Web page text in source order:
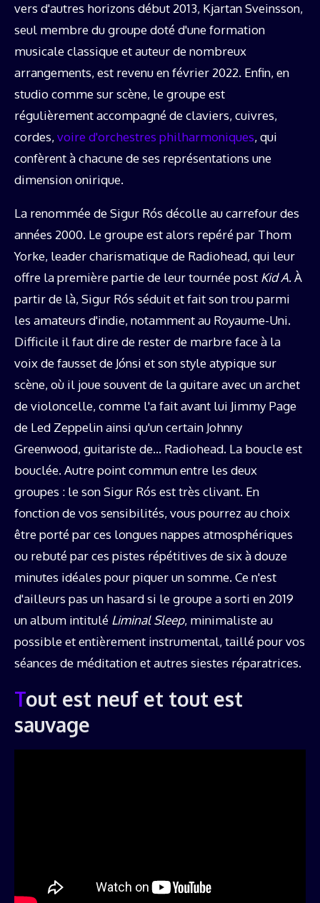
vers d'autres horizons début 2013, Kjartan Sveinsson,
seul membre du groupe doté d'une formation
musicale classique et auteur de nombreux
arrangements, est revenu en février 2022. Enfin, en
studio comme sur scène, le groupe est
régulièrement accompagné de claviers, cuivres,
cordes, voire d'orchestres philharmoniques, qui
confèrent à chacune de ses représentations une
dimension onirique.
La renommée de Sigur Rós décolle au carrefour des
années 2000. Le groupe est alors repéré par Thom
Yorke, leader charismatique de Radiohead, qui leur
offre la première partie de leur tournée post Kid A. À
partir de là, Sigur Rós séduit et fait son trou parmi
les amateurs d'indie, notamment au Royaume-Uni.
Difficile il faut dire de rester de marbre face à la
voix de fausset de Jónsi et son style atypique sur
scène, où il joue souvent de la guitare avec un archet
de violoncelle, comme l'a fait avant lui Jimmy Page
de Led Zeppelin ainsi qu'un certain Johnny
Greenwood, guitariste de… Radiohead. La boucle est
bouclée. Autre point commun entre les deux
groupes : le son Sigur Rós est très clivant. En
fonction de vos sensibilités, vous pourrez au choix
être porté par ces longues nappes atmosphériques
ou rebuté par ces pistes répétitives de six à douze
minutes idéales pour piquer un somme. Ce n'est
d'ailleurs pas un hasard si le groupe a sorti en 2019
un album intitulé Liminal Sleep, minimaliste au
possible et entièrement instrumental, taillé pour vos
séances de méditation et autres siestes réparatrices.
Tout est neuf et tout est
sauvage